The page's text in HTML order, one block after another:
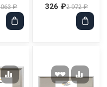
₽ 326 ₽2 972 ₽